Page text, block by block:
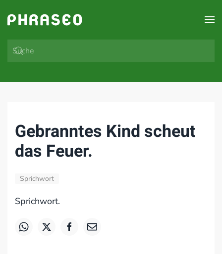
Zum Hauptinhalt springen
Gebranntes Kind scheut
das Feuer.
Sprichwort
Sprichwort.